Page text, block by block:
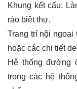
Khung kết cấu:
rào biệt thự.
Trang trí nội ngoại
hoặc các chi tiết
Hệ thống đường
trong các hệ